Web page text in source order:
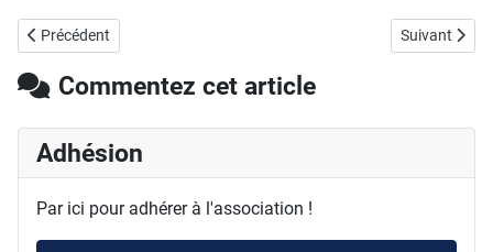
Article précédent : Journées européennes du patrimoine 2014
Précédent Article
Suivant
Commentez cet article
Adhésion
Par ici pour adhérer à l'association !